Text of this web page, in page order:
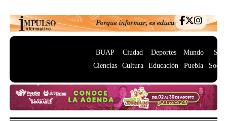
BUAP
Ciencias
Ciudad
Cultura
Deportes
Educación
Mundo
Puebla